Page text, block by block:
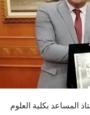
المساعد بكلية العلوم